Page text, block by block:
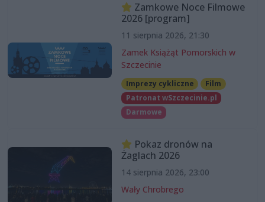
Zamkowe Noce Filmowe
2026 [program]
11 sierpnia 2026, 21:30
Zamek Książąt Pomorskich w
Szczecinie
Imprezy cykliczne
Film
Patronat wSzczecinie.pl
Darmowe
Pokaz dronów na
Żaglach 2026
14 sierpnia 2026, 23:00
Wały Chrobrego